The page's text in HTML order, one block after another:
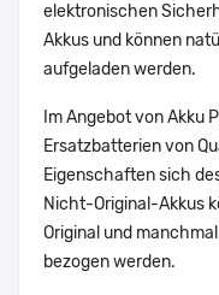
elektronischen
Akkus und können
aufgeladen werden.
Im Angebot von Akku
Ersatzbatterien von
Eigenschaften sich
Nicht-Original-Akkus
Original und
bezogen werden.